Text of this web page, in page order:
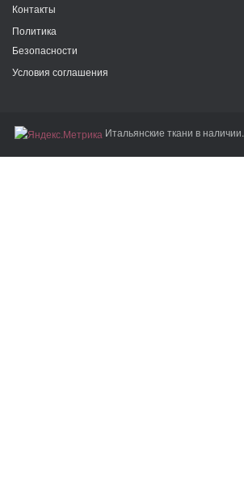
Контакты
Политика
Безопасности
Условия соглашения
Итальянские ткани в наличии.